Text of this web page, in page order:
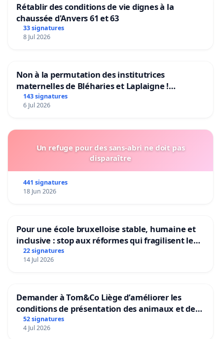
Rétablir des conditions de vie dignes à la
chaussée d'Anvers 61 et 63
33 signatures
8 Jul 2026
Non à la permutation des institutrices
maternelles de Bléharies et Laplaigne !
Préservons la stabilité de nos enfants.
143 signatures
6 Jul 2026
Un refuge pour des sans-abri ne doit pas
disparaître
441 signatures
18 Jun 2026
Pour une école bruxelloise stable, humaine et
inclusive : stop aux réformes qui fragilisent le
primaire
22 signatures
14 Jul 2026
Demander à Tom&Co Liège d’améliorer les
conditions de présentation des animaux et de
mettre fin à la vente d’animaux en magasin
52 signatures
4 Jul 2026